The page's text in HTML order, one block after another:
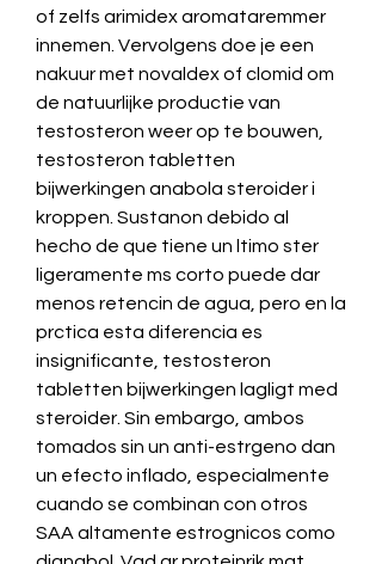
of zelfs arimidex aromataremmer
innemen. Vervolgens doe je een
nakuur met novaldex of clomid om
de natuurlijke productie van
testosteron weer op te bouwen,
testosteron tabletten
bijwerkingen anabola steroider i
kroppen. Sustanon debido al
hecho de que tiene un ltimo ster
ligeramente ms corto puede dar
menos retencin de agua, pero en la
prctica esta diferencia es
insignificante, testosteron
tabletten bijwerkingen lagligt med
steroider. Sin embargo, ambos
tomados sin un anti-estrgeno dan
un efecto inflado, especialmente
cuando se combinan con otros
SAA altamente estrognicos como